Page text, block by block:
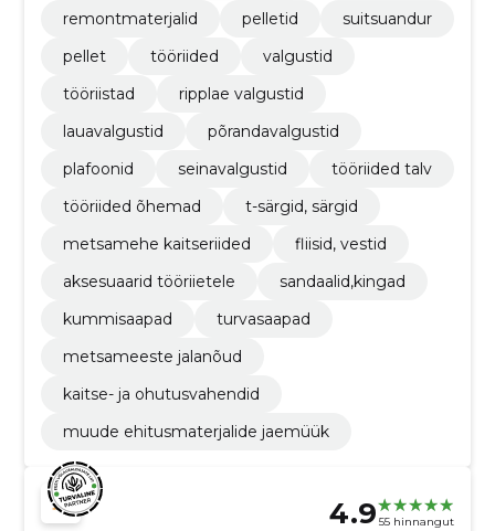
remontmaterjalid
pelletid
suitsuandur
pellet
tööriided
valgustid
tööriistad
ripplae valgustid
lauavalgustid
põrandavalgustid
plafoonid
seinavalgustid
tööriided talv
tööriided õhemad
t-särgid, särgid
metsamehe kaitseriided
fliisid, vestid
aksesuaarid tööriietele
sandaalid,kingad
kummisaapad
turvasaapad
metsameeste jalanõud
kaitse- ja ohutusvahendid
muude ehitusmaterjalide jaemüük
4.9 55 hinnangut